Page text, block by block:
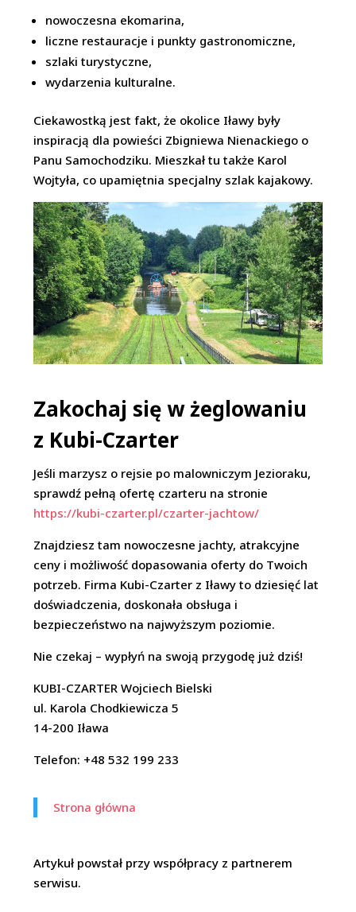
nowoczesna ekomarina,
liczne restauracje i punkty gastronomiczne,
szlaki turystyczne,
wydarzenia kulturalne.
Ciekawostką jest fakt, że okolice Iławy były
inspiracją dla powieści Zbigniewa Nienackiego o
Panu Samochodziku. Mieszkał tu także Karol
Wojtyła, co upamiętnia specjalny szlak kajakowy.
Zakochaj się w żeglowaniu
z Kubi-Czarter
Jeśli marzysz o rejsie po malowniczym Jezioraku,
sprawdź pełną ofertę czarteru na stronie
https://kubi-czarter.pl/czarter-jachtow/
Znajdziesz tam nowoczesne jachty, atrakcyjne
ceny i możliwość dopasowania oferty do Twoich
potrzeb. Firma Kubi-Czarter z Iławy to dziesięć lat
doświadczenia, doskonała obsługa i
bezpieczeństwo na najwyższym poziomie.
Nie czekaj – wypłyń na swoją przygodę już dziś!
KUBI-CZARTER Wojciech Bielski
ul. Karola Chodkiewicza 5
14-200 Iława
Telefon: +48 532 199 233
Strona główna
Artykuł powstał przy współpracy z partnerem
serwisu.